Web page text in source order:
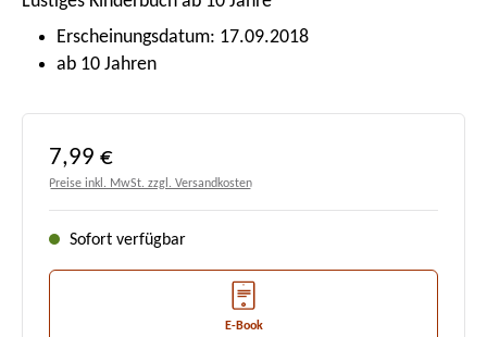
Erscheinungsdatum: 17.09.2018
ab 10 Jahren
Regulärer Preis:
7,99 €
Preise inkl. MwSt. zzgl. Versandkosten
Sofort verfügbar
E-Book